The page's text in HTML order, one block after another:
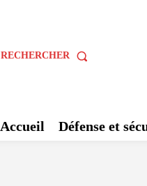
RECHERCHER
Accueil Défense et